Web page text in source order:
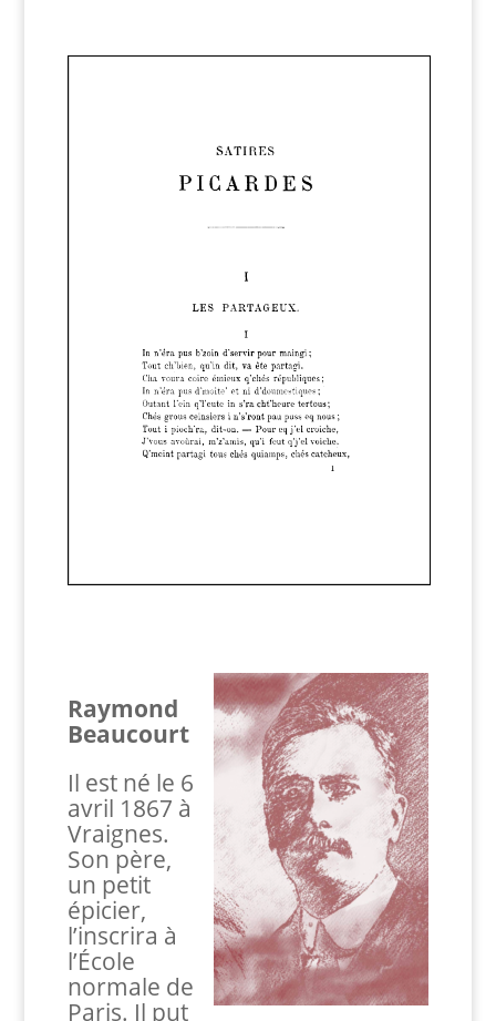
Raymond
Beaucourt
Il est né le 6
avril 1867 à
Vraignes.
Son père,
un petit
épicier,
l’inscrira à
l’École
normale de
Paris. Il put